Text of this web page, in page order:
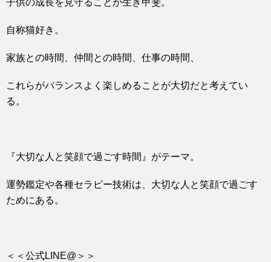
子供の成長を見守ることが生き甲斐。
自称猫好き。
家族との時間、仲間との時間、仕事の時間、
これらがバランスよく楽しめることが大切だと考えてい
る。
『大切な人と笑顔で過ごす時間』がテーマ。
運勢鑑定や各種セラピー技術は、大切な人と笑顔で過ごす
ためにある。
＜＜公式LINE@＞＞